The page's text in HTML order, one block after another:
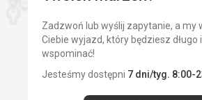
Zadzwoń lub wyślij zapytanie, a my
Ciebie wyjazd, który będziesz długo
wspominać!
Jesteśmy dostępni 7 dni/tyg. 8:00-